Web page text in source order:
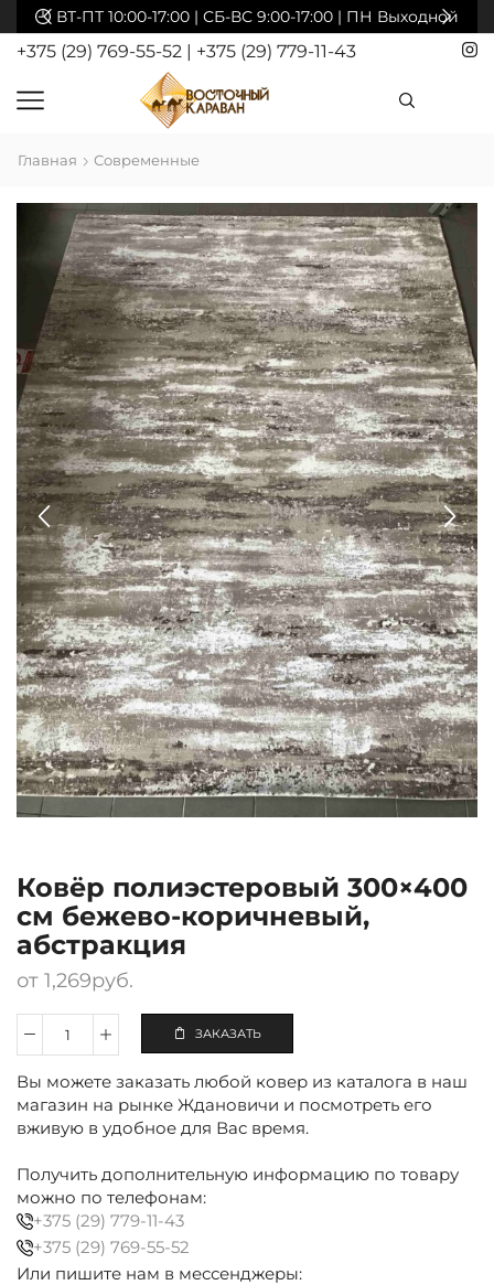
ВТ-ПТ 10:00-17:00 | СБ-ВС 9:00-17:00 | ПН Выходной
+375 (29) 769-55-52 | +375 (29) 779-11-43
Главная Современные
Ковёр полиэстеровый 300×400
см бежево-коричневый,
абстракция
от 1,269руб.
Количество
полиэстеровый
300×400
см
бежево-
абстракция
ЗАКАЗАТЬ
Вы можете заказать любой ковер из каталога в наш
магазин на рынке Ждановичи и посмотреть его
вживую в удобное для Вас время.
Получить дополнительную информацию по товару
можно по телефонам:
+375 (29) 779-11-43
+375 (29) 769-55-52
Или пишите нам в мессенджеры: